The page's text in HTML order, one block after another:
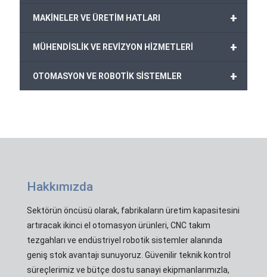
+
MAKİNELER VE ÜRETİM HATLARI
+
MÜHENDİSLİK VE REVİZYON HİZMETLERİ
+
OTOMASYON VE ROBOTİK SİSTEMLER
Hakkımızda
Sektörün öncüsü olarak, fabrikaların üretim kapasitesini
artıracak ikinci el otomasyon ürünleri, CNC takım
tezgahları ve endüstriyel robotik sistemler alanında
geniş stok avantajı sunuyoruz. Güvenilir teknik kontrol
süreçlerimiz ve bütçe dostu sanayi ekipmanlarımızla,